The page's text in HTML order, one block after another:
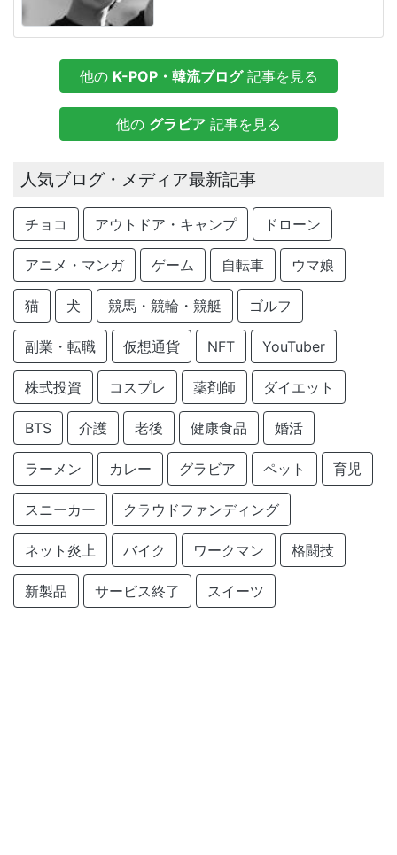
他の K-POP・韓流ブログ記事を見る
他の グラビア 記事を見る
人気ブログ・メディア最新記事
チョコ アウトドア・キャンプ ドローン
アニメ・マンガ ゲーム 自転車 ウマ娘
猫 犬 競馬・競輪・競艇 ゴルフ
副業・転職 仮想通貨 NFT YouTuber
株式投資 コスプレ 薬剤師 ダイエット
BTS 介護 老後 健康食品 婚活
ラーメン カレー グラビア ペット 育児
スニーカー クラウドファンディング
ネット炎上 バイク ワークマン 格闘技
新製品 サービス終了 スイーツ